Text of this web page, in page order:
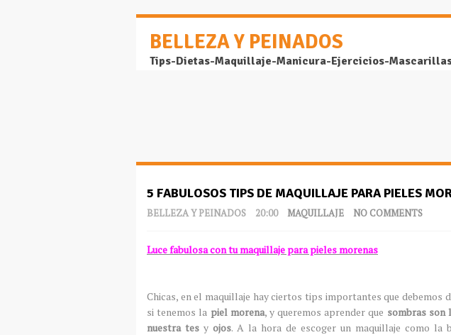
BELLEZA Y PEINADOS
Tips-Dietas-Maquillaje-Manicura-Ejercicios-
5 FABULOSOS TIPS DE MAQUILLAJE PARA PIELES
BELLEZA Y PEINADOS 20:00 MAQUILLAJE NO COMMENTS
Luce fabulosa con tu maquillaje para pieles morenas
Chicas, en el maquillaje hay ciertos tips importantes que debemos
si tenemos la piel morena, y queremos aprender que sombras son
nuestra tesyojos. A la hora de escoger un maquillaje como la